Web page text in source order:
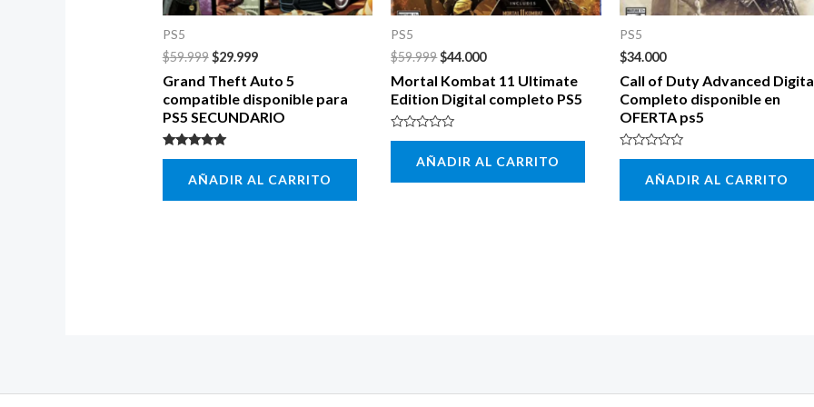
PS5
$59.999$29.999
Grand Theft Auto 5
compatible disponible para
PS5 SECUNDARIO
Valorado con
AÑADIR AL CARRITO
PS5
$59.999$44.000
Mortal Kombat 11 Ultimate
Edition Digital completo PS5
Valorado
5
AÑADIR AL CARRITO
PS5
$34.000
Call of Duty Advanced
Completo disponible en
OFERTA ps5
Valorado
5
AÑADIR AL CARRITO